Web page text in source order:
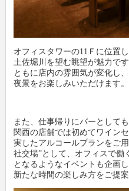
オフィスタワーの11Ｆに位置
土佐堀川を望む眺望が魅力で
ともに店内の雰囲気が変化し
夜景をお楽しみいただけます。
また、仕事帰りにバーとして
関西の店舗では初めてワイン
実したアルコールプランをご
社交場”として、オフィスで働
となるようなイベントも企画
新たな時間の楽しみ方をご提案